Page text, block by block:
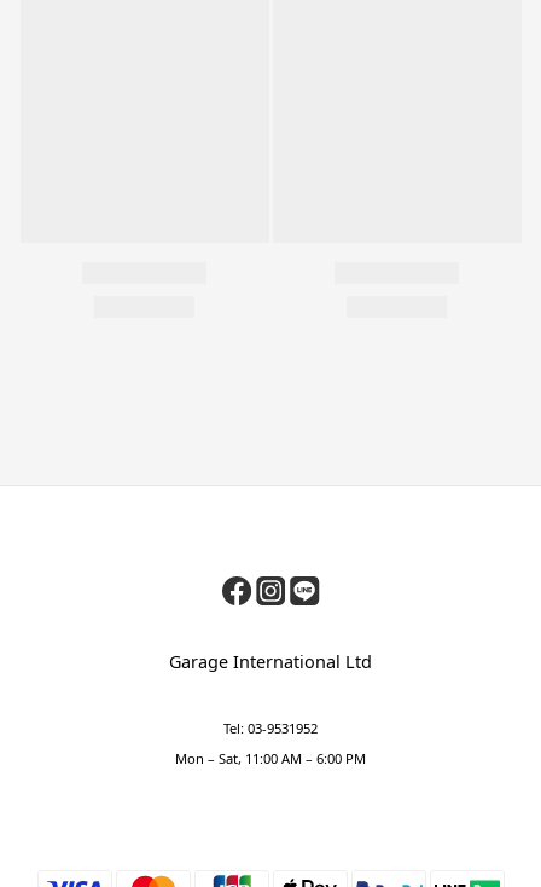
Garage International Ltd
Tel: 03-9531952
Mon – Sat, 11:00 AM – 6:00 PM